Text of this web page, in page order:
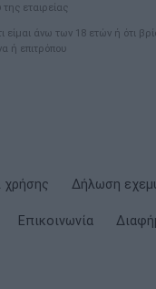
της εταιρείας
άνω των 18 ετών ή ότι
ή επιτρόπου
χρήσης Δήλωση
Επικοινωνία